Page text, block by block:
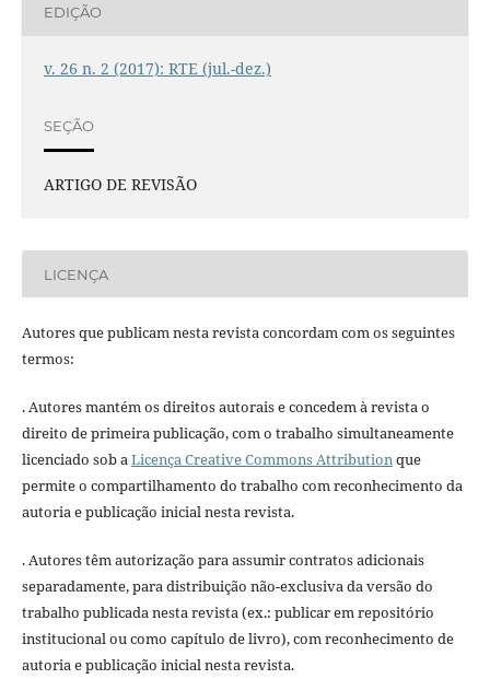
EDIÇÃO
v. 26 n. 2 (2017): RTE (jul.-dez.)
SEÇÃO
ARTIGO DE REVISÃO
LICENÇA
Autores que publicam nesta revista concordam com os seguintes
termos:
. Autores mantém os direitos autorais e concedem à revista o
direito de primeira publicação, com o trabalho simultaneamente
licenciado sob aLicença Creative Commons Attributionque
permite o compartilhamento do trabalho com reconhecimento da
autoria e publicação inicial nesta revista.
. Autores têm autorização para assumir contratos adicionais
separadamente, para distribuição não-exclusiva da versão do
trabalho publicada nesta revista (ex.: publicar em repositório
institucional ou como capítulo de livro), com reconhecimento de
autoria e publicação inicial nesta revista.